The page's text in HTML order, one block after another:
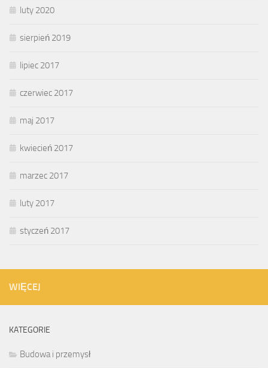
luty 2020
sierpień 2019
lipiec 2017
czerwiec 2017
maj 2017
kwiecień 2017
marzec 2017
luty 2017
styczeń 2017
WIĘCEJ
KATEGORIE
Budowa i przemysł